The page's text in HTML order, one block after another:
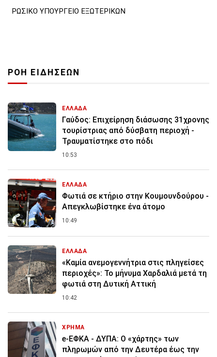
ΡΩΣΙΚΟ ΥΠΟΥΡΓΕΙΟ ΕΞΩΤΕΡΙΚΩΝ
ΡΟΗ ΕΙΔΗΣΕΩΝ
ΕΛΛΑΔΑ
Γαύδος: Επιχείρηση διάσωσης 31χρονης
τουρίστριας από δύσβατη περιοχή -
Τραυματίστηκε στο πόδι
10:53
ΕΛΛΑΔΑ
Φωτιά σε κτήριο στην Κουμουνδούρου -
Απεγκλωβίστηκε ένα άτομο
10:49
ΕΛΛΑΔΑ
«Καμία ανεμογεννήτρια στις πληγείσες
περιοχές»: Το μήνυμα Χαρδαλιά μετά τη
φωτιά στη Δυτική Αττική
10:42
ΧΡΗΜΑ
e-ΕΦΚΑ - ΔΥΠΑ: Ο «χάρτης» των
πληρωμών από την Δευτέρα έως την